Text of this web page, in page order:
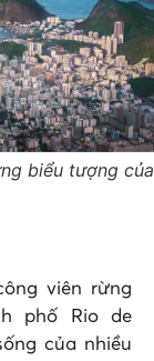
biểu tượng của
viên rừng
phố Rio de
của nhiều